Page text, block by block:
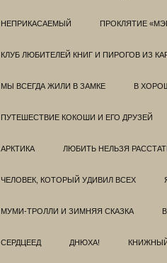
НЕПРИКАСАЕМЫЙ ПРОКЛЯТИЕ
КЛУБ ЛЮБИТЕЛЕЙ КНИГ И ПИРОГОВ ИЗ
МЫ ВСЕГДА ЖИЛИ В ЗАМКЕ В
ПУТЕШЕСТВИЕ КОКОШИ И ЕГО ДРУЗЕЙ
АРКТИКА ЛЮБИТЬ НЕЛЬЗЯ
ЧЕЛОВЕК, КОТОРЫЙ УДИВИЛ ВСЕХ
МУМИ-ТРОЛЛИ И ЗИМНЯЯ СКАЗКА
СЕРДЦЕЕД ДНЮХА!